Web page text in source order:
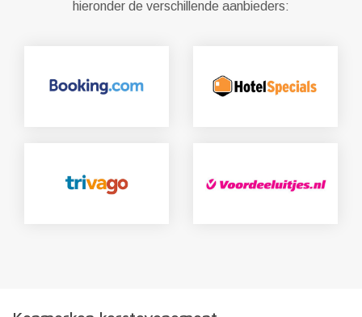
hieronder de verschillende aanbieders: